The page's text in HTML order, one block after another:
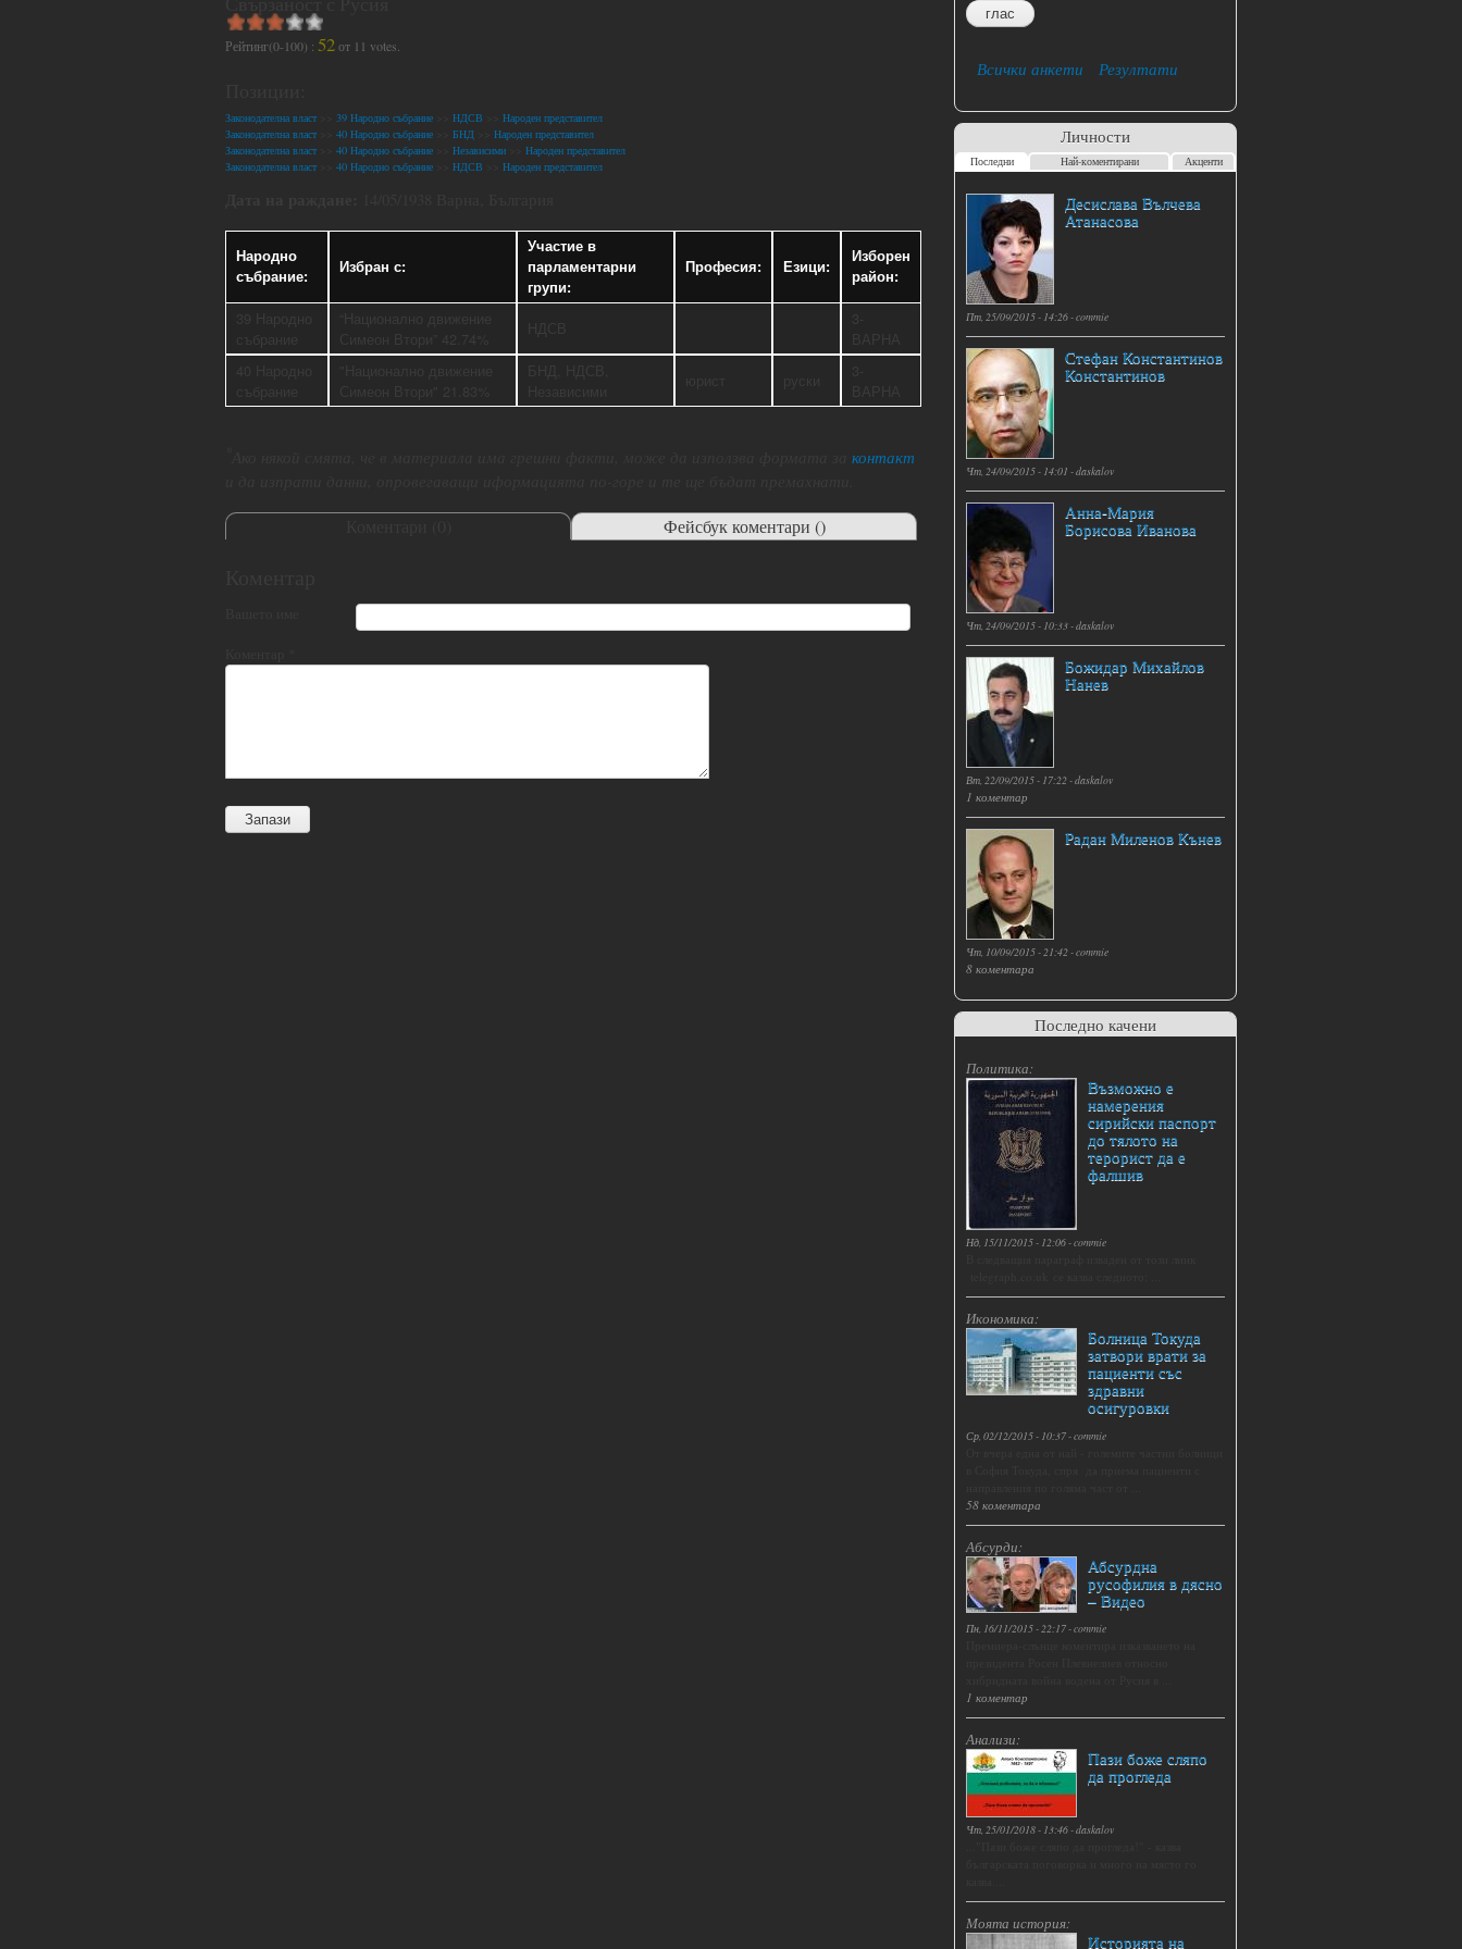
Рейтинг(0-100) : 52от 11 votes.
Законодателна власт>> 39 Народно събрание НДСВ
Народен представител
Законодателна власт>> 40 Народно събрание БНД
Народен представител
Законодателна власт>> 40 Народно събрание Независими
Народен представител
Законодателна власт>> 40 Народно събрание НДСВ Народен представител
Народно
събрание:
Избран с:
Участие в
парламентарни
групи:
Професия: Езици:
Изборен
район:
контакт
Фейсбук коментари ()
Всички анкети Резултати
Личности
Последни Най-коментирани Акценти
Десислава Вълчева
Атанасова
Пт, 25/09/2015 - 14:26 -commie
Стефан Константинов
Константинов
Чт, 24/09/2015 - 14:01 -daskalov
Анна-Мария
Борисова Иванова
Чт, 24/09/2015 - 10:33 -daskalov
Божидар Михайлов
Нанев
Вт, 22/09/2015 - 17:22 -daskalov
1 коментар
Радан Миленов Кънев
Чт, 10/09/2015 - 21:42 -commie
8 коментара
Последно качени
Политика:
Възможно е
намерения
сирийски паспорт
до тялото на
терорист да е
фалшив
Нд, 15/11/2015 - 12:06-commie
Икономика:
Болница Токуда
затвори врати за
пациенти със
здравни
осигуровки
Ср, 02/12/2015 - 10:37-commie
58 коментара
Абсурди:
Абсурдна
русофилия в дясно
– Видео
Пн, 16/11/2015 - 22:17-commie
1 коментар
Анализи:
Пази боже сляпо
да прогледа
Чт, 25/01/2018 - 13:46-daskalov
Моята история:
Историята на